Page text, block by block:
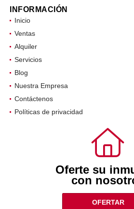
INFORMACIÓN
Inicio
Ventas
Alquiler
Servicios
Blog
Nuestra Empresa
Contáctenos
Políticas de privacidad
Oferte su
con
OFERTAR